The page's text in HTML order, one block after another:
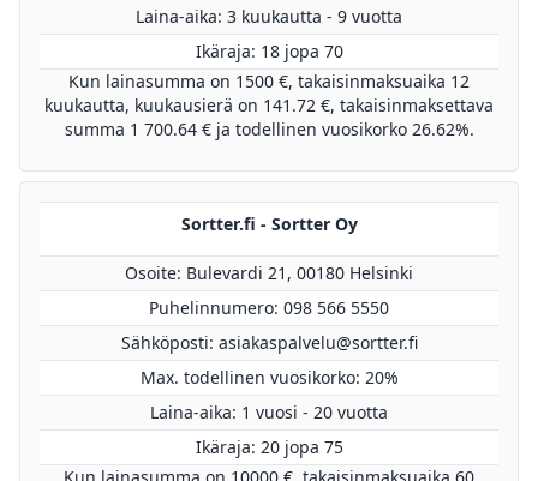
Laina-aika: 3 kuukautta - 9 vuotta
Ikäraja: 18 jopa 70
Kun lainasumma on 1500 €, takaisinmaksuaika 12
kuukautta, kuukausierä on 141.72 €, takaisinmaksettava
summa 1 700.64 € ja todellinen vuosikorko 26.62%.
Sortter.fi - Sortter Oy
Osoite: Bulevardi 21, 00180 Helsinki
Puhelinnumero: 098 566 5550
Sähköposti: asiakaspalvelu@sortter.fi
Max. todellinen vuosikorko: 20%
Laina-aika: 1 vuosi - 20 vuotta
Ikäraja: 20 jopa 75